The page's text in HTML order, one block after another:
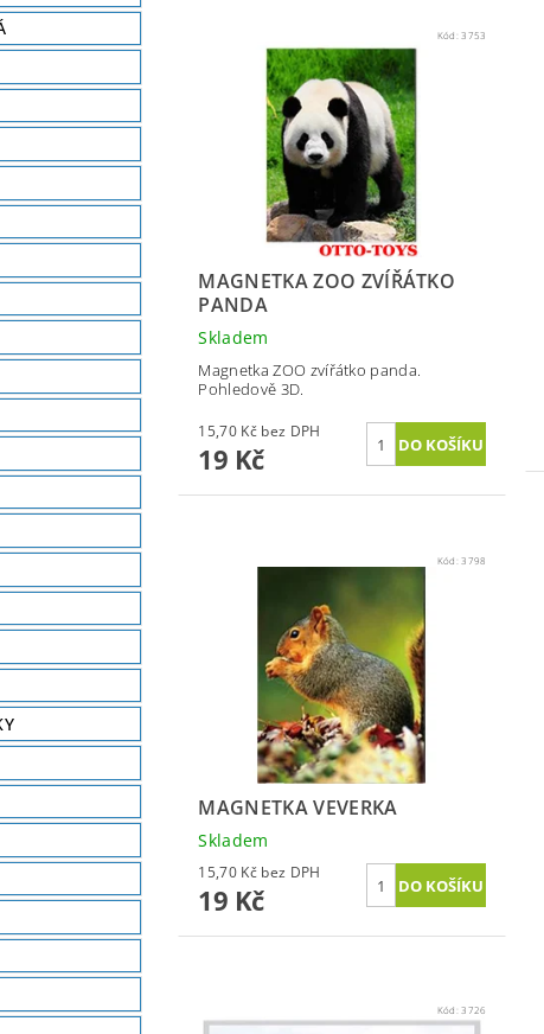
Kód:3753
MAGNETKA ZOO ZVÍŘÁTKO
PANDA
Skladem
Magnetka ZOO zvířátko panda.
Pohledově 3D.
15,70 Kč bez DPH
19 Kč
Kód:3798
MAGNETKA VEVERKA
Skladem
15,70 Kč bez DPH
19 Kč
Kód:3726